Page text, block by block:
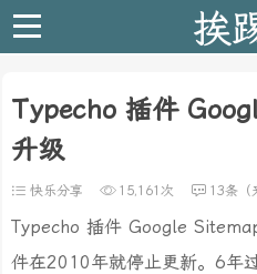
挨
Typecho 插件
升级
快乐分享 15,161次 13条（
Typecho 插件 Google
件在2010年就停止更新。6年